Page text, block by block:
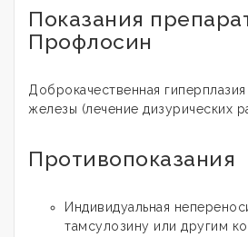
Показания
Профлосин
Доброкачественная
железы (лечение дизурических
Противопоказания
Индивидуальная
тамсулозину или другим